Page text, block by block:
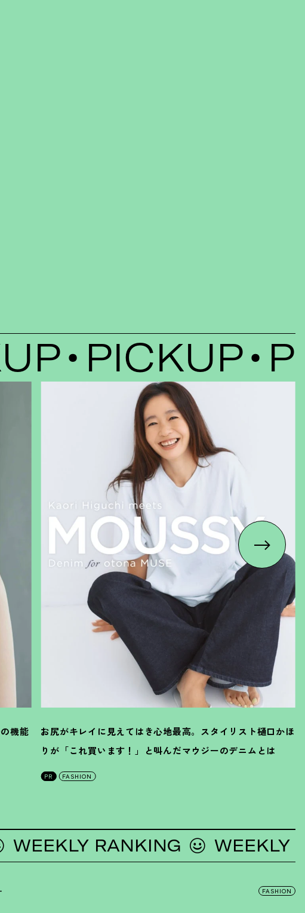
PICKUP
機能
お尻がキレイに見えてはき心地最高。スタイリスト樋口かほ
りが「これ買います ！ 」と叫んだマウジーのデニムとは
PR FASHION
RANKING WEEKLY
FASHION